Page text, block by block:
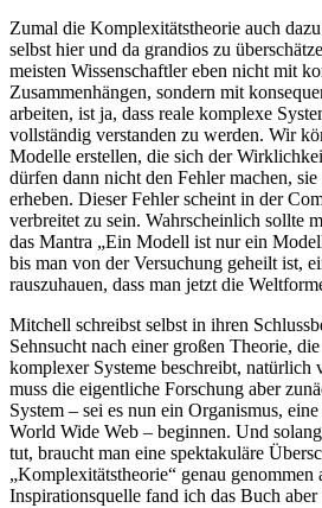
Zumal die Komplexitätstheorie auch
selbst hier und da grandios zu
meisten Wissenschaftler eben nicht mit
Zusammenhängen, sondern mit
arbeiten, ist ja, dass reale komplexe
vollständig verstanden zu werden. Wir
Modelle erstellen, die sich der
dürfen dann nicht den Fehler machen,
erheben. Dieser Fehler scheint in der
verbreitet zu sein. Wahrscheinlich sollte
das Mantra „Ein Modell ist nur ein
bis man von der Versuchung geheilt ist,
rauszuhauen, dass man jetzt die
Mitchell schreibst selbst in ihren
Sehnsucht nach einer großen Theorie,
komplexer Systeme beschreibt, natürlich
muss die eigentliche Forschung aber
System – sei es nun ein Organismus,
World Wide Web – beginnen. Und
tut, braucht man eine spektakuläre
„Komplexitätstheorie“ genau
Inspirationsquelle fand ich das Buch